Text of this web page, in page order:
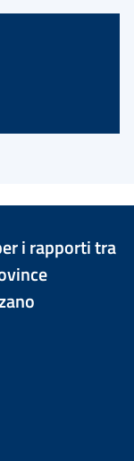
i rapporti tra